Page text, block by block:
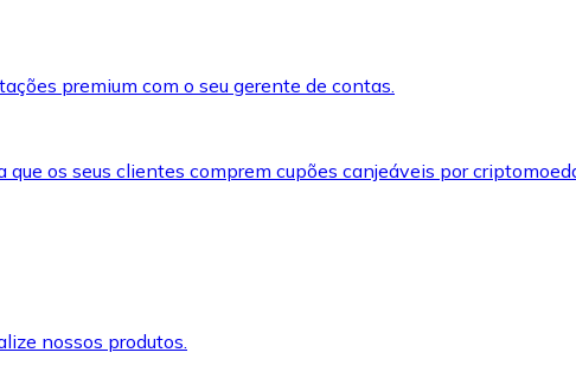
premium com o seu gerente de contas.
os seus clientes comprem cupões canjeáveis por
nossos produtos.